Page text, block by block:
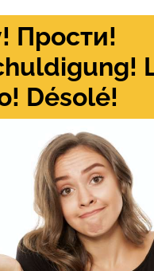
Прости!
Désolé!